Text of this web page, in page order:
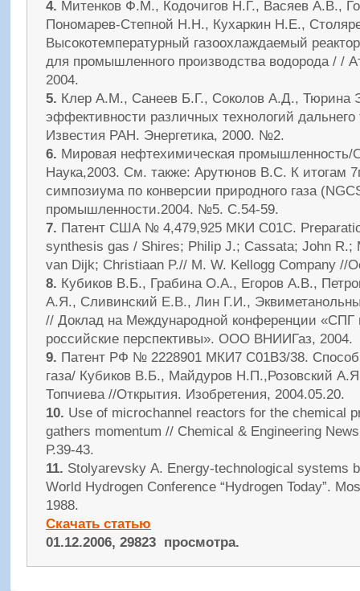
4. Митенков Ф.М., Кодочигов Н.Г., Васяев А.В.,
Пономарев-Степной Н.Н., Кухаркин Н.Е.,
Высокотемпературный газоохлаждаемый
для промышленного производства водорода / /
2004.
5. Клер А.М., Санеев Б.Г., Соколов А.Д., Тюрина
эффективности различных технологий дальнего
Известия РАН. Энергетика, 2000. №2.
6. Мировая нефтехимическая
Наука,2003. См. также: Арутюнов В.С. К итогам
симпозиума по конверсии природного газа
промышленности.2004. №5. С.54-59.
7. Патент США № 4,479,925 МКИ C01C.
synthesis gas / Shires; Philip J.; Cassata; John R.;
van Dijk; Christiaan P.// M. W. Kellogg Company //
8. Кубиков В.Б., Грабина О.А., Егоров А.В.,
А.Я., Сливинский Е.В., Лин Г.И.,
// Доклад на Международной конференции
российские перспективы». ООО ВНИИГаз, 2004.
9. Патент РФ № 2228901 МКИ7 C01B3/38. Способ
газа/ Кубиков В.Б., Майдуров Н.П.,Розовский
Топчиева //Открытия. Изобретения, 2004.05.20.
10. Use of microchannel reactors for the chemical
gathers momentum // Chemical & Engineering
Р.39-43.
11. Stolyarevsky А. Energy-technological systems
World Hydrogen Conference “Hydrogen Today”.
1988.
Скачать статью
01.12.2006, 29823 просмотра.